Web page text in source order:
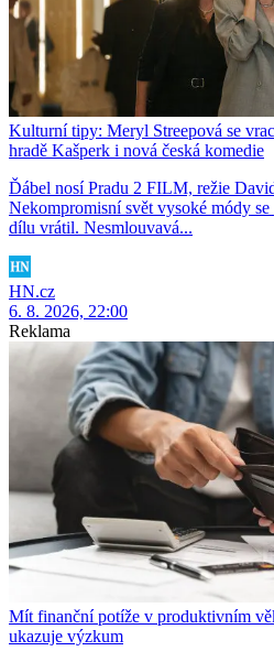
Kulturní tipy: Meryl Streepová se
hradě Kašperk i nová česká komedie
Ďábel nosí Pradu 2 FILM, režie
Nekompromisní svět vysoké módy
dílu vrátil. Nesmlouvavá...
HN.cz
6. 8. 2026, 22:00
Reklama
Mít finanční potíže v produktivním
ukazuje výzkum